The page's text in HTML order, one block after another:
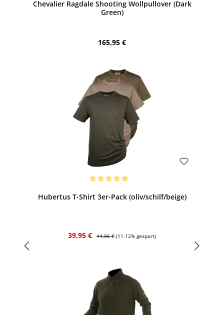
Chevalier Ragdale Shooting Wollpullover (Dark
Green)
Regulärer Preis:
165,95 €
Hubertus T-Shirt 3er-Pack (oliv/schilf/beige)
Verkaufspreis:
39,95 € Regulärer Preis:
44,95 € (11.12% gespart)